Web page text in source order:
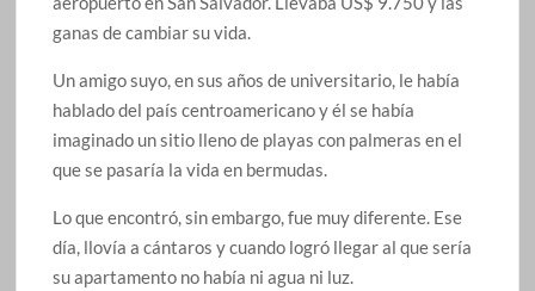
ganas de cambiar su vida.
Un amigo suyo, en sus años de universitario, le había
hablado del país centroamericano y él se había
imaginado un sitio lleno de playas con palmeras en el
que se pasaría la vida en bermudas.
Lo que encontró, sin embargo, fue muy diferente. Ese
día, llovía a cántaros y cuando logró llegar al que sería
su apartamento no había ni agua ni luz.